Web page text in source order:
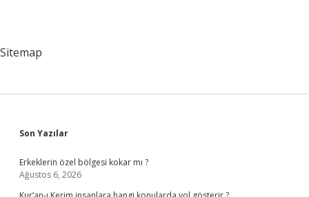
Sitemap
Sidebar
Son Yazılar
Erkeklerin özel bölgesi kokar mı ?
Ağustos 6, 2026